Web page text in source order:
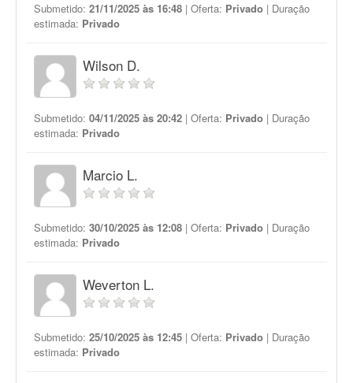
Submetido: 21/11/2025 às 16:48 | Oferta: Privado | Duração
estimada: Privado
Wilson D.
Submetido: 04/11/2025 às 20:42 | Oferta: Privado | Duração
estimada: Privado
Marcio L.
Submetido: 30/10/2025 às 12:08 | Oferta: Privado | Duração
estimada: Privado
Weverton L.
Submetido: 25/10/2025 às 12:45 | Oferta: Privado | Duração
estimada: Privado